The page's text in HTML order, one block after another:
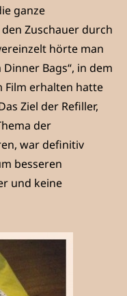
ganze
Zuschauer durch
hörte man
Bags“, in dem
Film erhalten hatte
Ziel der Refiller,
der
war definitiv
besseren
und keine